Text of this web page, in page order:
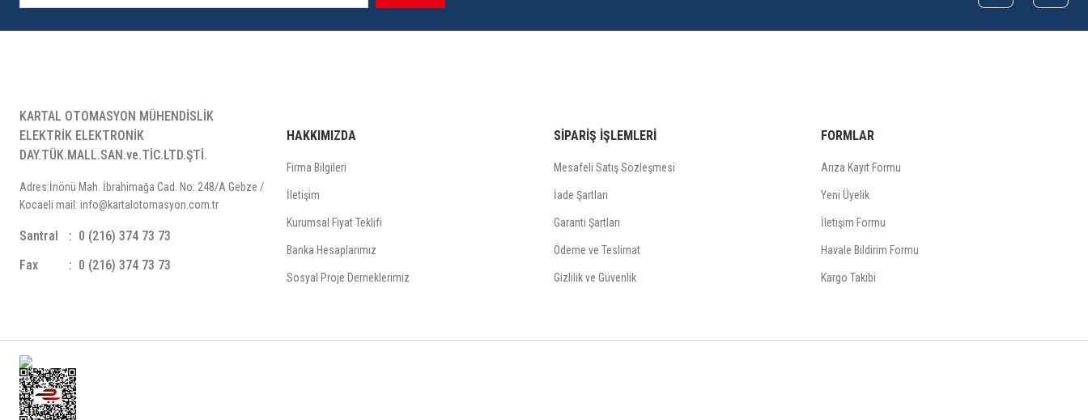
KARTAL OTOMASYON MÜHENDİSLİK
ELEKTRİK ELEKTRONİK
DAY.TÜK.MALL.SAN.ve.TİC.LTD.ŞTİ.
Adres:İnönü Mah. İbrahimağa Cad. No: 248/A Gebze /
Kocaeli mail: info@kartalotomasyon.com.tr
Santral
0 (216) 374 73 73
Fax
0 (216) 374 73 73
HAKKIMIZDA
Firma Bilgileri
İletişim
Kurumsal Fiyat Teklifi
Banka Hesaplarımız
Sosyal Proje Derneklerimiz
SİPARİŞ İŞLEMLERİ
Mesafeli Satış Sözleşmesi
İade Şartları
Garanti Şartları
Ödeme ve Teslimat
Gizlilik ve Güvenlik
FORMLAR
Arıza Kayıt Formu
Yeni Üyelik
İletişim Formu
Havale Bildirim Formu
Kargo Takibi